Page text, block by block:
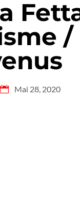
Mai 28, 2020